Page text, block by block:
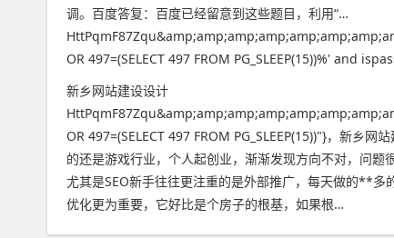
调。百度答复：百度已经留意到这些题目，利用“…
OR 497=(SELECT 497 FROM PG_SLEEP(15))%' and
新乡网站建设设计
OR 497=(SELECT 497 FROM PG_SLEEP(15))"}，新乡
的还是游戏行业，个人起创业，渐渐发现方向不对，问
尤其是SEO新手往往更注重的是外部推广，每天做的**
优化更为重要，它好比是个房子的根基，如果根…